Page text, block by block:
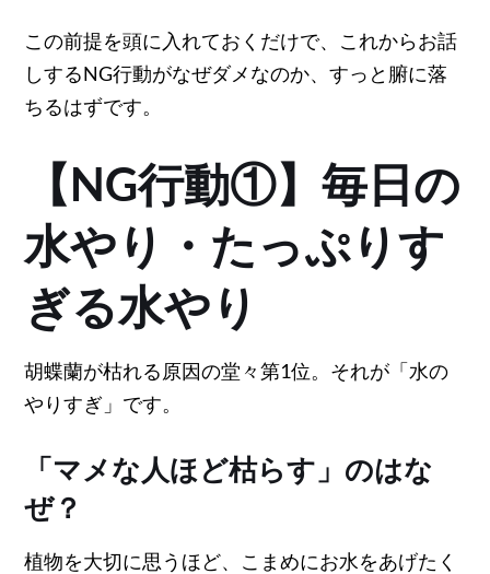
この前提を頭に入れておくだけで、これからお話
しするNG行動がなぜダメなのか、すっと腑に落
ちるはずです。
【NG行動①】毎日の
水やり・たっぷりす
ぎる水やり
胡蝶蘭が枯れる原因の堂々第1位。それが「水の
やりすぎ」です。
「マメな人ほど枯らす」のはな
ぜ？
植物を大切に思うほど、こまめにお水をあげたく